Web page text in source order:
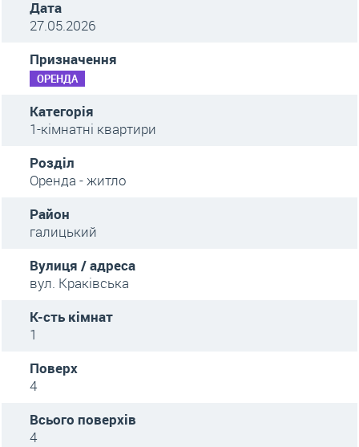
Дата
27.05.2026
Призначення
ОРЕНДА
Категорія
1-кімнатні квартири
Розділ
Оренда - житло
Район
галицький
Вулиця / адреса
вул. Краківська
К-сть кімнат
1
Поверх
4
Всього поверхів
4